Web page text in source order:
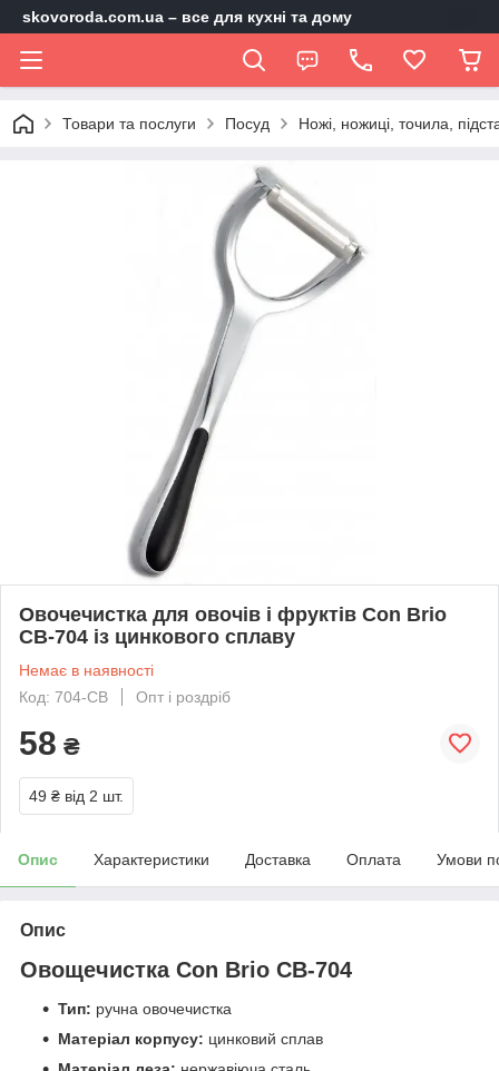
skovoroda.com.ua – все для кухні та дому
Товари та послуги Посуд Ножі, ножиці, точила,
Овочечистка для овочів і фруктів Con Brio
CB-704 із цинкового сплаву
Немає в наявності
Код: 704-CB
Опт і роздріб
58 ₴
49 ₴ від 2 шт.
Опис Характеристики Доставка Оплата Умови
Опис
Овощечистка Con Brio CB-704
Тип: ручна овочечистка
Матеріал корпусу: цинковий сплав